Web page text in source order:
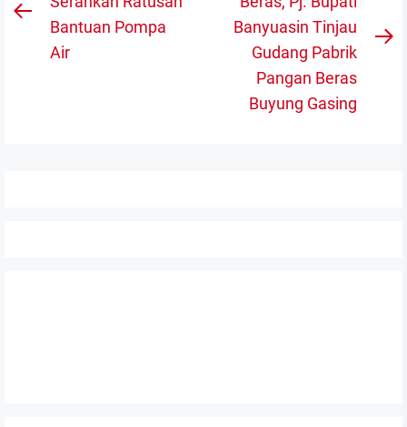
PreviousBantuan Pompa
Air
Banyuasin Tinjau
Gudang Pabrik
Pangan Beras
Buyung Gasing